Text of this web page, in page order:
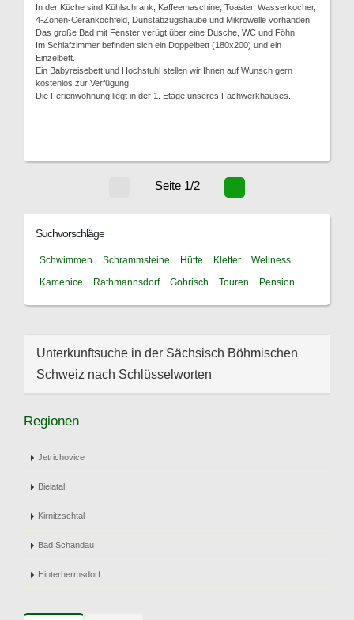
In der Küche sind Kühlschrank, Kaffeemaschine, Toaster, Wasserkocher,
4-Zonen-Cerankochfeld, Dunstabzugshaube und Mikrowelle vorhanden.
Das große Bad mit Fenster verügt über eine Dusche, WC und Föhn.
Im Schlafzimmer befinden sich ein Doppelbett (180x200) und ein
Einzelbett.
Ein Babyreisebett und Hochstuhl stellen wir Ihnen auf Wunsch gern
kostenlos zur Verfügung.
Die Ferienwohnung liegt in der 1. Etage unseres Fachwerkhauses.
Seite 1/2
Suchvorschläge
Schwimmen Schrammsteine Hütte Kletter
Wellness
Kamenice
Rathmannsdorf Gohrisch Touren Pension
Unterkunftsuche in der Sächsisch Böhmischen
Schweiz nach Schlüsselworten
Regionen
Jetrichovice
Bielatal
Kirnitzschtal
Bad Schandau
Hinterhermsdorf